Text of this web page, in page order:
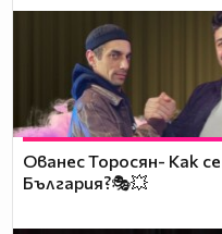
Ованес Торосян- Как
България?🎭💥